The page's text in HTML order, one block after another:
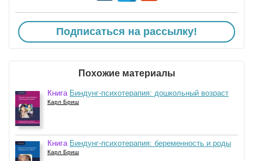
Подписаться на рассылку!
Похожие материалы
Книга Биндунг-психотерапия: дошкольный возраст
Карл Бриш
Книга Биндунг-психотерапия: беременность и роды
Карл Бриш